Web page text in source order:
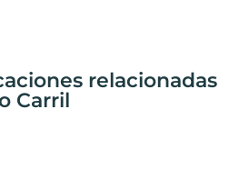
relacionadas
Carril